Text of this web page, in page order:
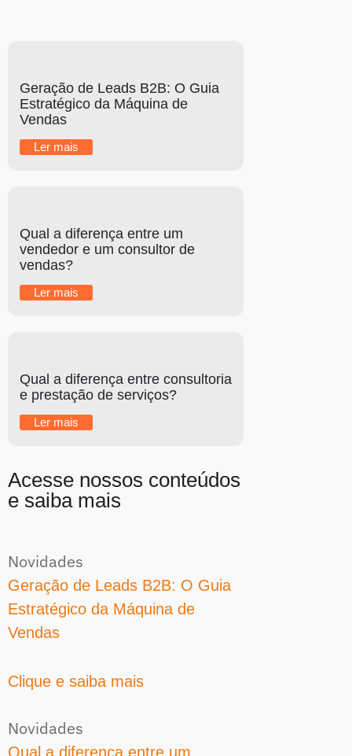
Geração de Leads B2B: O Guia
Estratégico da Máquina de
Vendas
Ler mais
Qual a diferença entre um
vendedor e um consultor de
vendas?
Ler mais
Qual a diferença entre consultoria
e prestação de serviços?
Ler mais
Acesse nossos conteúdos
e saiba mais
Novidades
Geração de Leads B2B: O Guia
Estratégico da Máquina de
Vendas
Clique e saiba mais
Novidades
Qual a diferença entre um